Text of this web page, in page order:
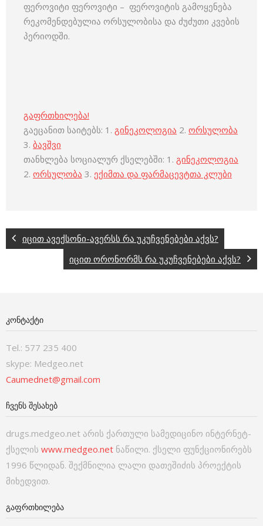
ფეროვიტი ფეროვიტი – ფეროვიტის გამოყენება
რეკომენდებულია ორსულობისა და ძუძუთი კვების
პერიოდში.
გაფრთხილება!
გაეცანით საიტებს: 1. გინეკოლოგია 2. ორსულობა
3. ბავშვი
თანხლება სოციალურ ქსელებში: 1. გინეკოლოგია
2. ორსულობა 3. ექიმთა და ფარმაცევტთა კლუბი
იცით ავექსონი-ავერსს რა უკუჩვენებები აქვს?
იცით ორონორმს რა უკუჩვენებები აქვს?
ᲙᲝᲜᲢᲐᲥᲢᲘ
Tel.: 577 235 400
skype: Medgeo.net
Caumednet@gmail.com
ᲩᲕᲔᲜᲡ ᲨᲔᲡᲐᲮᲔᲑ
drugs.medgeo.net არის ქართული სამედიცინო ინტერნეტ-
ქსელის www.medgeo.net ნაწილი. ქსელი ფუნქციონირებს
1996 წლიდან. შექმნილია ლალი დათეშიძის პროექტის
მიხედვით.
ᲒᲐᲤᲠᲗᲮᲘᲚᲔᲑᲐ